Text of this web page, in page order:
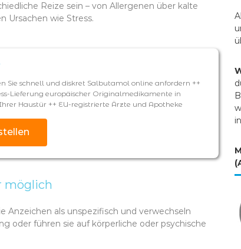
Reize sein – von Allergenen über kalte
Ursachen wie Stress.
Sie schnell und diskret Salbutamol online anfordern ++
Lieferung europäischer Originalmedikamente in
Haustür ++ EU-registrierte Ärzte und Apotheke
möglich
als unspezifisch und verwechseln
oder führen sie auf körperliche oder psychische